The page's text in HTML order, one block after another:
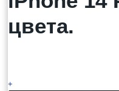
цвета.
+